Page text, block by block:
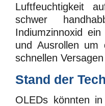
Luftfeuchtigkeit
schwer
Indiumzinnoxid
und Ausrollen um
schnellen
Stand der
OLEDs könnten